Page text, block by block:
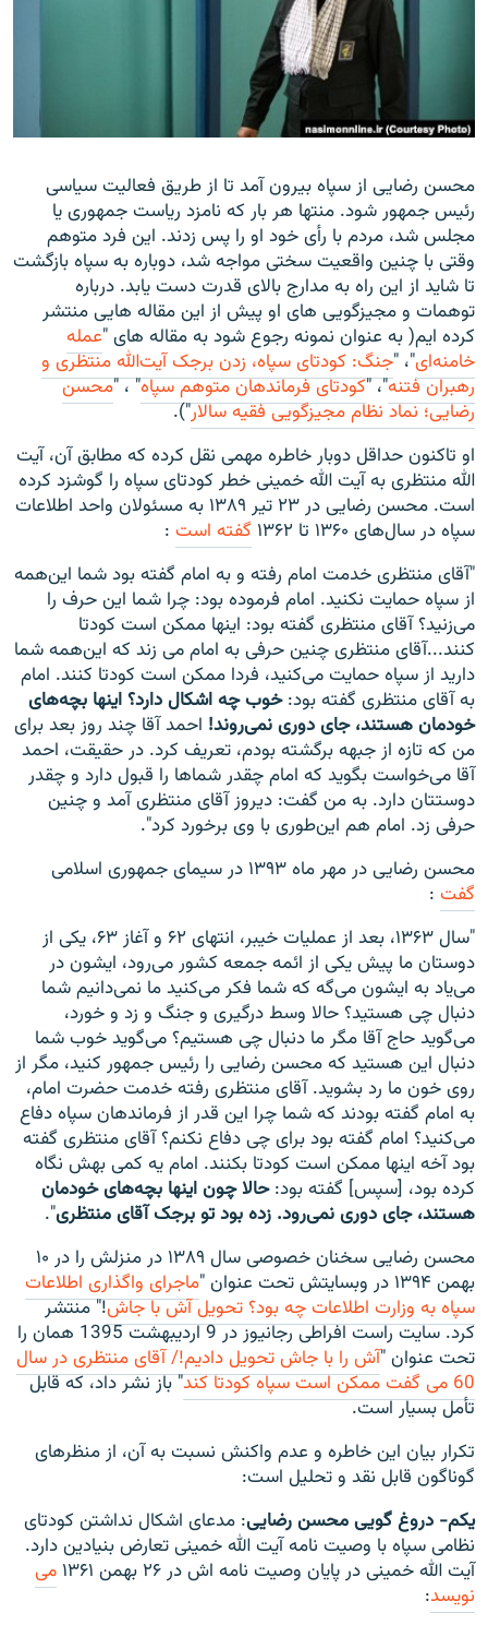
زبان‌های دیگر
محسن رضایی از سپاه بیرون آمد تا از طریق فعالیت سیاسی
رئیس جمهور شود. منتها هر بار که نامزد ریاست جمهوری یا
مجلس شد، مردم با رأی خود او را پس زدند. این فرد متوهم
وقتی با چنین واقعیت سختی مواجه شد، دوباره به سپاه بازگشت
تا شاید از این راه به مدارج بالای قدرت دست یابد. درباره
توهمات و مجیزگویی های او پیش از این مقاله هایی منتشر
کرده ایم( به عنوان نمونه رجوع شود به مقاله های "عمله
خامنه‌ای"، "جنگ: کودتای سپاه، زدن برجک آیت‌الله منتظری و
رهبران فتنه"، "کودتای فرماندهان متوهم سپاه" ، "محسن
رضایی؛ نماد نظام مجیزگویی فقیه سالار").
او تاکنون حداقل دوبار خاطره مهمی نقل کرده که مطابق آن، آیت
الله منتظری به آیت الله خمینی خطر کودتای سپاه را گوشزد کرده
است. محسن رضایی در ۲۳ تیر ۱۳۸۹ به مسئولان واحد اطلاعات
سپاه در سال‌های ۱۳۶۰ تا ۱۳۶۲
گفته است :
"آقای منتظری خدمت امام رفته و به امام گفته بود شما این‌همه
از سپاه حمایت نکنید. امام فرموده بود: چرا شما این حرف را
می‌زنید؟ آقای منتظری گفته بود: اینها ممکن است کودتا
کنند...آقای منتظری چنین حرفی به امام می زند که این‌همه شما
دارید از سپاه حمایت می‌کنید، فردا ممکن است کودتا کنند. امام
به آقای منتظری گفته بود:خوب چه اشکال دارد؟ اینها بچه‌های
خودمان هستند، جای دوری نمی‌روند! احمد آقا چند روز بعد برای
من که تازه از جبهه برگشته بودم، تعریف کرد. در حقیقت، احمد
آقا می‌خواست بگوید که امام چقدر شماها را قبول دارد و چقدر
دوستتان دارد. به من گفت: دیروز آقای منتظری آمد و چنین
حرفی زد. امام هم این‌طوری با وی برخورد کرد".
محسن رضایی در مهر ماه ۱۳۹۳ در سیمای جمهوری اسلامی
گفت :
"سال ۱۳۶۳، بعد از عملیات خیبر، انتهای ۶۲ و آغاز ۶۳، یکی از
دوستان ما پیش یکی از ائمه جمعه کشور می‌رود، ایشون در
می‌یاد به ایشون می‌گه که شما فکر می‌کنید ما نمی‌دانیم شما
دنبال چی هستید؟ حالا وسط درگیری و جنگ و زد و خورد،
می‌گوید حاج آقا مگر ما دنبال چی هستیم؟ می‌گوید خوب شما
دنبال این هستید که محسن رضایی را رئیس جمهور کنید، مگر از
روی خون ما رد بشوید. آقای منتظری رفته خدمت حضرت امام،
به امام گفته بودند که شما چرا این قدر از فرماندهان سپاه دفاع
می‌کنید؟ امام گفته بود برای چی دفاع نکنم؟ آقای منتظری گفته
بود آخه اینها ممکن است کودتا بکنند. امام یه کمی بهش نگاه
کرده بود، [سپس] گفته بود:حالا چون اینها بچه‌های خودمان
هستند، جای دوری نمی‌رود. زده بود تو برجک آقای منتظری".
محسن رضایی سخنان خصوصی سال ۱۳۸۹ در منزلش را در ۱۰
بهمن ۱۳۹۴ در وبسایتش تحت عنوان "
ماجرای واگذاری اطلاعات
سپاه به وزارت اطلاعات چه بود؟ تحویل آش با جاش!" منتشر
کرد. سایت راست افراطی رجانیوز در 9 ارديبهشت 1395 همان را
تحت عنوان "آش را با جاش تحویل دادیم!/ آقای منتظری در سال
60 می گفت ممکن است سپاه کودتا کند
" باز نشر داد، که قابل
تأمل بسیار است.
تکرار بیان این خاطره و عدم واکنش نسبت به آن، از منظرهای
گوناگون قابل نقد و تحلیل است:
یکم- دروغ گویی محسن رضایی: مدعای اشکال نداشتن کودتای
نظامی سپاه با وصیت نامه آیت الله خمینی تعارض بنیادین دارد.
آیت الله خمینی در پایان وصیت نامه اش در ۲۶ بهمن ۱۳۶۱
می
نویسد: